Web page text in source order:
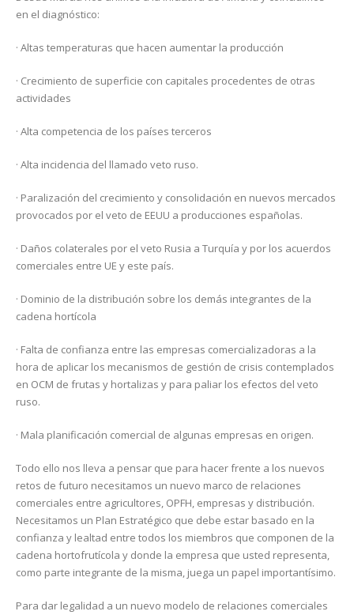
en el diagnóstico:
· Altas temperaturas que hacen aumentar la producción
· Crecimiento de superficie con capitales procedentes de otras
actividades
· Alta competencia de los países terceros
· Alta incidencia del llamado veto ruso.
· Paralización del crecimiento y consolidación en nuevos mercados
provocados por el veto de EEUU a producciones españolas.
· Daños colaterales por el veto Rusia a Turquía y por los acuerdos
comerciales entre UE y este país.
· Dominio de la distribución sobre los demás integrantes de la
cadena hortícola
· Falta de confianza entre las empresas comercializadoras a la
hora de aplicar los mecanismos de gestión de crisis contemplados
en OCM de frutas y hortalizas y para paliar los efectos del veto
ruso.
· Mala planificación comercial de algunas empresas en origen.
Todo ello nos lleva a pensar que para hacer frente a los nuevos
retos de futuro necesitamos un nuevo marco de relaciones
comerciales entre agricultores, OPFH, empresas y distribución.
Necesitamos un Plan Estratégico que debe estar basado en la
confianza y lealtad entre todos los miembros que componen de la
cadena hortofrutícola y donde la empresa que usted representa,
como parte integrante de la misma, juega un papel importantísimo.
Para dar legalidad a un nuevo modelo de relaciones comerciales